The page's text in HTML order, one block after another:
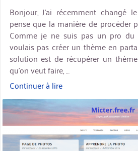
Bonjour, J’ai récemment
pense que la manière de procéder
Comme je ne suis pas un pro du
voulais pas créer un thème en
solution est de récupérer un
qu’on veut faire, …
Continuer à lire« Créer
un
thème
enfant
pour
WordPress »
miniature